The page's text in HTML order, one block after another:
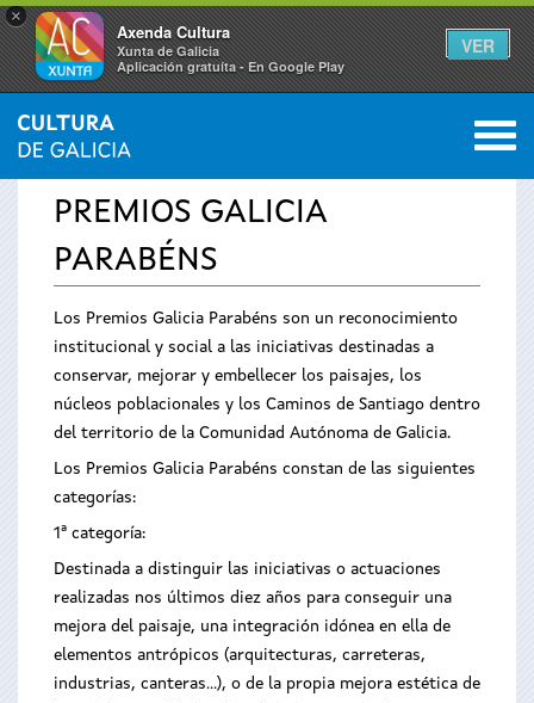
×
Axenda Cultura
Xunta de Galicia
Aplicación gratuíta - En Google Play
VER
Se
usted
aquí
INICIO › SERVICIOS 0
PREMIOS GALICIA
PARABÉNS
Los Premios Galicia Parabéns son un reconocimiento
institucional y social a las iniciativas destinadas a
conservar, mejorar y embellecer los paisajes, los
núcleos poblacionales y los Caminos de Santiago dentro
del territorio de la Comunidad Autónoma de Galicia.
Los Premios Galicia Parabéns constan de las siguientes
categorías:
1ª categoría:
Destinada a distinguir las iniciativas o actuaciones
realizadas nos últimos diez años para conseguir una
mejora del paisaje, una integración idónea en ella de
elementos antrópicos (arquitecturas, carreteras,
industrias, canteras...), o de la propia mejora estética de